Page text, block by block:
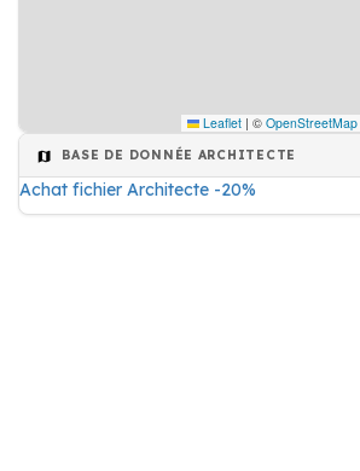
Leaflet | © OpenStreetMap
BASE DE DONNÉE ARCHITECTE
Achat fichier Architecte -20%